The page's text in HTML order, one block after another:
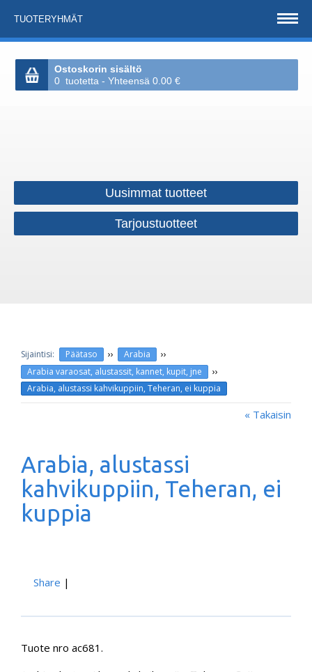
TUOTERYHMÄT
Ostoskorin sisältö
0 tuotetta - Yhteensä 0.00 €
Uusimmat tuotteet
Tarjoustuotteet
Päätaso ›› Arabia ››
Arabia varaosat, alustassit, kannet, kupit, jne ››
Arabia, alustassi kahvikuppiin, Teheran, ei kuppia
« Takaisin
Arabia, alustassi
kahvikuppiin, Teheran, ei
kuppia
Share |
Tuote nro ac681.